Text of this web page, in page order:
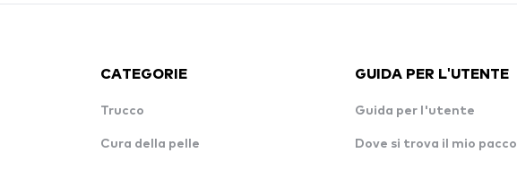
CATEGORIE
Trucco
Cura della pelle
GUIDA PER L'UTENTE
Guida per l'utente
Dove si trova il mio pacco